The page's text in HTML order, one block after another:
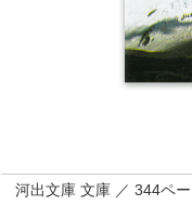
河出文庫 文庫 ／ 344ペ